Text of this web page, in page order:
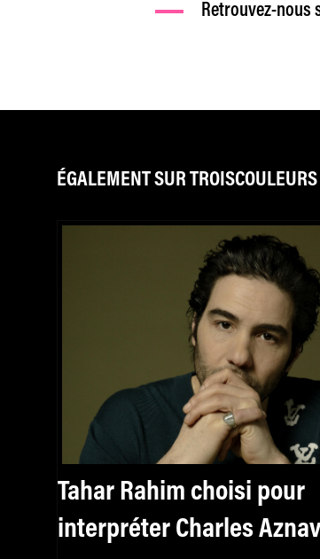
Retrouvez-nous
ÉGALEMENT SUR TROISCOULEURS
Tahar Rahim choisi pour
interpréter Charles